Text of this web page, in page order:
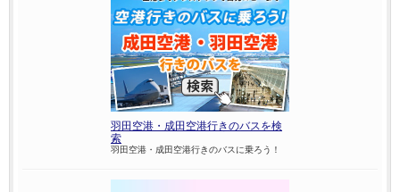
羽田空港・成田空港行きのバスを検
索
羽田空港・成田空港行きのバスに乗ろう！